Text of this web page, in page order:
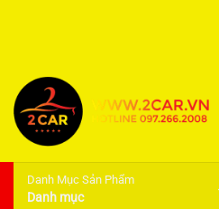
dung
Danh Mục Sản Phẩm
Danh mục